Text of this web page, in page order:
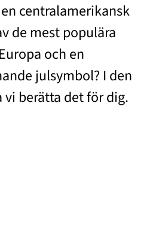
centralamerikansk
de mest populära
och en
julsymbol? I den
vi berätta det för dig.